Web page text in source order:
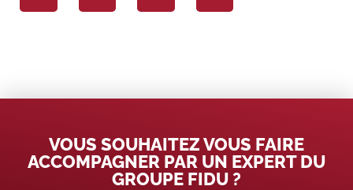
VOUS SOUHAITEZ VOUS FAIRE
ACCOMPAGNER PAR UN EXPERT DU
GROUPE FIDU ?